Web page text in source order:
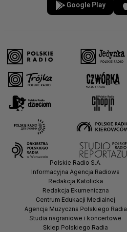
Google Play
Polskie Radio S.A.
Informacyjna Agencja Radiowa
Redakcja Katolicka
Redakcja Ekumeniczna
Centrum Edukacji Medialnej
Agencja Muzyczna Polskiego Radia
Studia nagraniowe i koncertowe
Sklep Polskiego Radia